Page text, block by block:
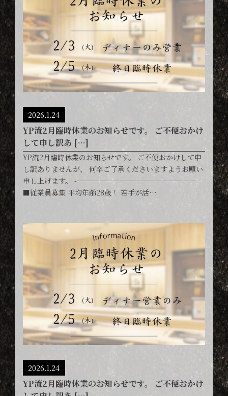
2026.1.24
YP流2月臨時休業のお知らせです。 ご不便おかけ
して申し訳あ […]
YP流2月臨時休業のお知らせです。 ご不便おかけして申
し訳ありませんが、 何卒ご了承くださいますようお願い
申し上げます。 -—————————————————
■従業員募集 平均年齢28歳！ 若手が活…
2026.1.24
YP流2月臨時休業のお知らせです。 ご不便おかけ